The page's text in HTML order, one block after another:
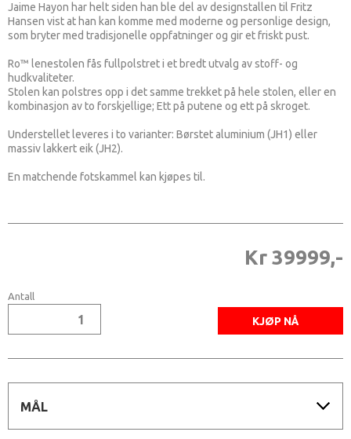
Jaime Hayon har helt siden han ble del av designstallen til Fritz
Hansen vist at han kan komme med moderne og personlige design,
som bryter med tradisjonelle oppfatninger og gir et friskt pust.
Ro™ lenestolen fås fullpolstret i et bredt utvalg av stoff- og
hudkvaliteter.
Stolen kan polstres opp i det samme trekket på hele stolen, eller en
kombinasjon av to forskjellige; Ett på putene og ett på skroget.
Understellet leveres i to varianter: Børstet aluminium (JH1) eller
massiv lakkert eik (JH2).
En matchende fotskammel kan kjøpes til.
Kr 39999,-
Antall
MÅL